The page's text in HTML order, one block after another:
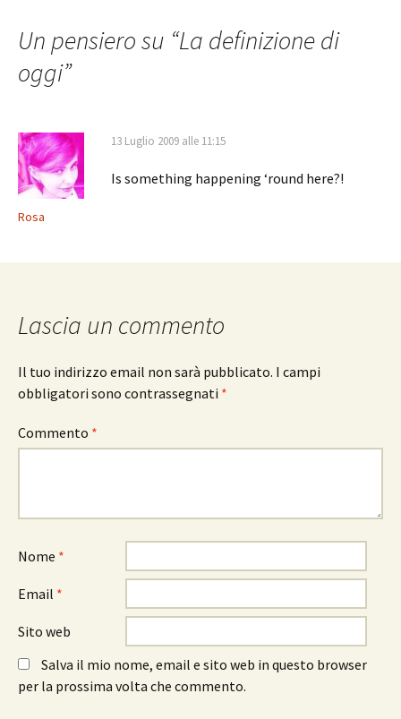
Un pensiero su “La definizione di
oggi”
Rosa
13 Luglio 2009 alle 11:15
Is something happening ‘round here?!
Lascia un commento
Il tuo indirizzo email non sarà pubblicato. I campi
obbligatori sono contrassegnati *
Commento *
Nome *
Email *
Sito web
Salva il mio nome, email e sito web in questo browser
per la prossima volta che commento.